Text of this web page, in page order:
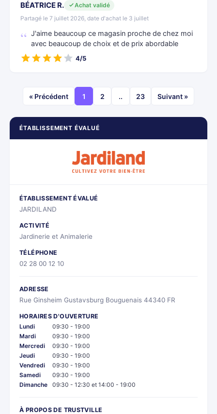
ÉTABLISSEMENT ÉVALUÉ
ÉTABLISSEMENT ÉVALUÉ
JARDILAND
ACTIVITÉ
Jardinerie et Animalerie
TÉLÉPHONE
02 28 00 12 10
ADRESSE
Rue Ginsheim Gustavsburg Bouguenais 44340 FR
HORAIRES D'OUVERTURE
Lundi
09:30 - 19:00
Mardi
09:30 - 19:00
Mercredi
09:30 - 19:00
Jeudi
09:30 - 19:00
Vendredi
09:30 - 19:00
Samedi
09:30 - 19:00
Dimanche
09:30 - 12:30 et 14:00 - 19:00
À PROPOS DE TRUSTVILLE
BÉATRICE R.
Achat validé
Partagé le 7 juillet 2026, date d'achat le 3 juillet
J'aime beaucoup ce magasin proche de chez moi
avec beaucoup de choix et de prix abordable
4/5
« Précédent 1 2 .. 23 Suivant »